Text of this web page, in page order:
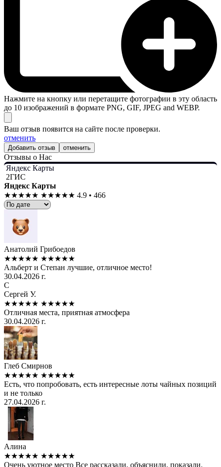
Нажмите на кнопку или перетащите фотографии в эту область
до 10 изображений в формате PNG, GIF, JPEG and WEBP.
Ваш отзыв появится на сайте после проверки.
отменить
отменить
Отзывы о Нас
Яндекс Карты
2ГИС
Яндекс Карты
★★★★★ ★★★★★ 4.9 • 466
Анатолий Грибоедов
★★★★★ ★★★★★
Альберт и Степан лучшие, отличное место!
30.04.2026 г.
С
Сергей У.
★★★★★ ★★★★★
Отличная места, приятная атмосфера
30.04.2026 г.
Глеб Смирнов
★★★★★ ★★★★★
Есть, что попробовать, есть интересные лоты чайных позиций
и не только
27.04.2026 г.
Алина
★★★★★ ★★★★★
Очень уютное место Все рассказали, объяснили, показали.